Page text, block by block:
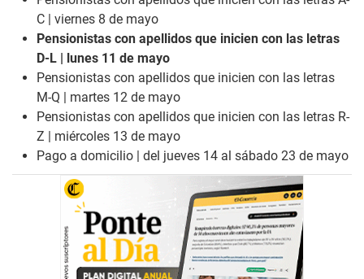
C | viernes 8 de mayo
Pensionistas con apellidos que inicien con las letras
D-L | lunes 11 de mayo
Pensionistas con apellidos que inicien con las letras
M-Q | martes 12 de mayo
Pensionistas con apellidos que inicien con las letras R-
Z | miércoles 13 de mayo
Pago a domicilio | del jueves 14 al sábado 23 de mayo